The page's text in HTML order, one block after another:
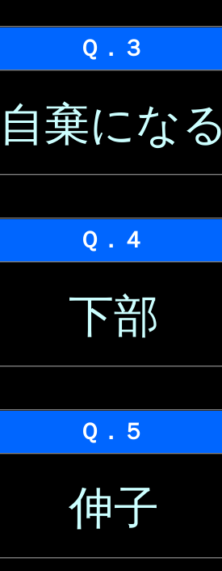
Ｑ．３
自棄になる
Ｑ．４
下部
Ｑ．５
伸子